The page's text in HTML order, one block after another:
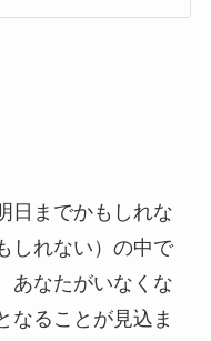
日までかもしれな
しれない）の中で
あなたがいなくな
なることが見込ま